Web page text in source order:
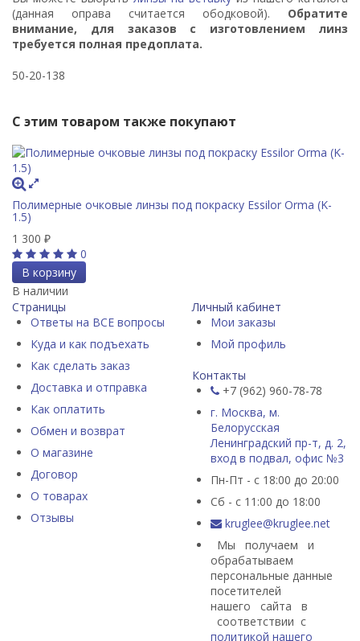
(данная оправа считается ободковой). Обратите
внимание, для заказов с изготовлением линз
требуется полная предоплата.
50-20-138
С этим товаром также покупают
Полимерные очковые линзы под покраску Essilor Orma (K-
1.5)
1 300 ₽
0
В корзину
В наличии
Страницы
Ответы на ВСЕ вопросы
Куда и как подъехать
Как сделать заказ
Доставка и отправка
Как оплатить
Обмен и возврат
О магазине
Договор
О товарах
Отзывы
Личный кабинет
Мои заказы
Мой профиль
Контакты
+7 (962) 960-78-78
г. Москва, м.
Белорусская
Ленинградский пр-т, д. 2,
вход в подвал, офис №3
Пн-Пт - с 18:00 до 20:00
Сб - с 11:00 до 18:00
kruglee@kruglee.net
Мы получаем и
обрабатываем
персональные данные
посетителей
нашего сайта в
соответствии с
политикой нашего